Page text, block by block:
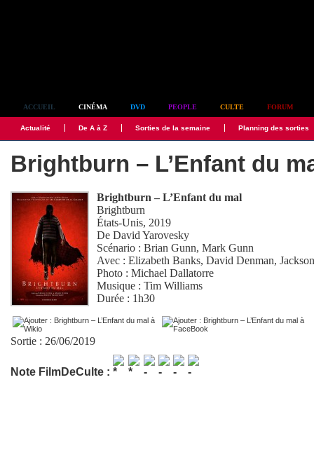
ACCUEIL CINÉMA DVD PEOPLE CULTE FORUM
Actualité De A à Z Sorties de la semaine Planning des sorties
Brightburn – L’Enfant du
Brightburn – L’Enfant du mal
Brightburn
États-Unis, 2019
DeDavid Yarovesky
Scénario :Brian Gunn,Mark Gunn
Avec :Elizabeth Banks,David Denman,
Photo :Michael Dallatorre
Musique :Tim Williams
Durée : 1h30
Sortie : 26/06/2019
Note FilmDeCulte :